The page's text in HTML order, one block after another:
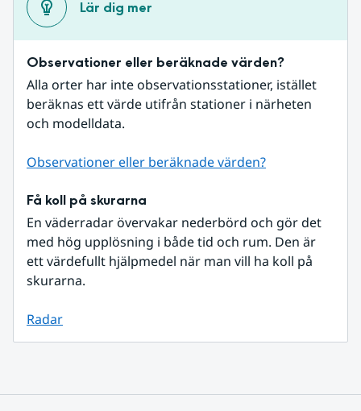
Lär dig mer
Observationer eller beräknade värden?
Alla orter har inte observationsstationer, istället
beräknas ett värde utifrån stationer i närheten
och modelldata.
Observationer eller beräknade värden?
Få koll på skurarna
En väderradar övervakar nederbörd och gör det
med hög upplösning i både tid och rum. Den är
ett värdefullt hjälpmedel när man vill ha koll på
skurarna.
Radar